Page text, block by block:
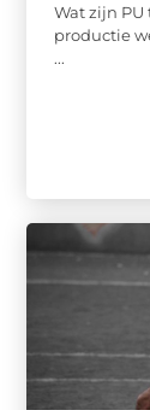
Wat zijn
productie
...